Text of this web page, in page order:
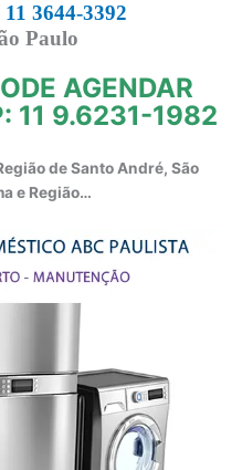
11 3644-3392
Paulo
AGENDAR
11 9.6231-1982
de Santo André, São
e Região…